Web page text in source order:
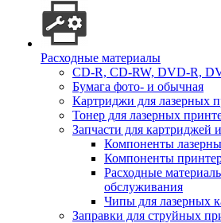
Расходные материалы
CD-R, CD-RW, DVD-R,
Бумага фото- и обычная
Картриджи для лазерных
Тонер для лазерных
Запчасти для картриджей
Компоненты
Компоненты
Расходные
обслуживания
Чипы для лазерных
Заправки для струйных